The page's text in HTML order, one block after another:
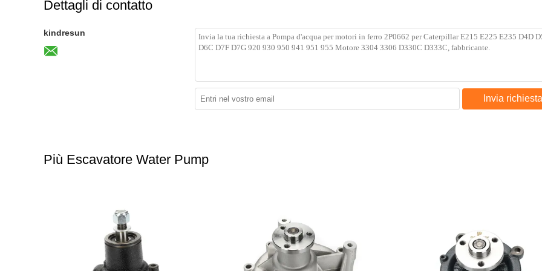
Dettagli di contatto
kindresun
Invia richiesta
Più Escavatore Water Pump